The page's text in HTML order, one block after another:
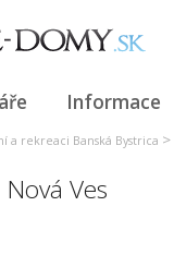
Informace
a rekreaci Banská Bystrica >
Ves